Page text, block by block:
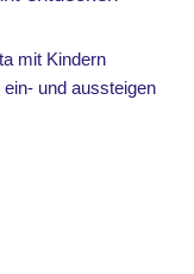
mit Kindern
und aussteigen